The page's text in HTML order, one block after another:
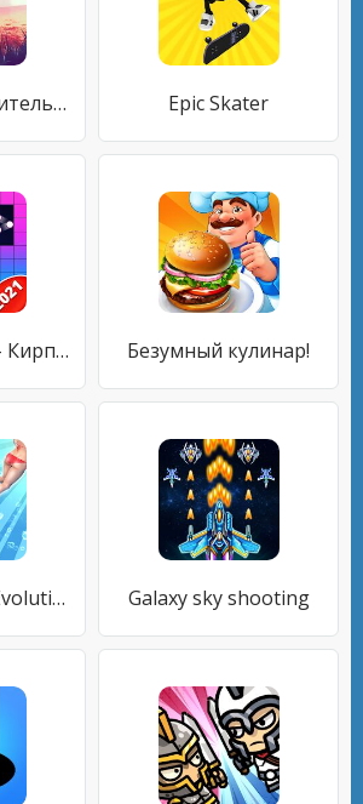
X Survive: Строительная Песочница с Открытым Миром Epic Skater
Bricks VS Balls - Кирпичная дробилка Безумный кулинар!
Hungry Shark Evolution Galaxy sky shooting